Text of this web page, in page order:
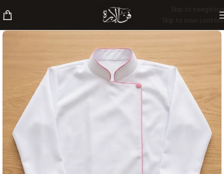
Skip to navigation
Skip to main content